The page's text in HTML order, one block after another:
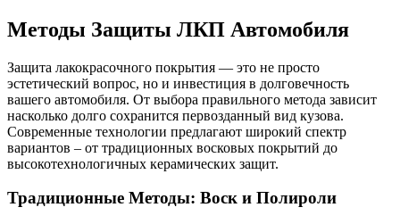
Методы Защиты ЛКП Автомобиля
Защита лакокрасочного покрытия — это не просто
эстетический вопрос, но и инвестиция в долговечность
вашего автомобиля. От выбора правильного метода зависит
насколько долго сохранится первозданный вид кузова.
Современные технологии предлагают широкий спектр
вариантов – от традиционных восковых покрытий до
высокотехнологичных керамических защит.
Традиционные Методы: Воск и Полироли